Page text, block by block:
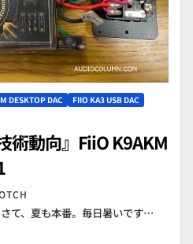
DESKTOP DAC
FIIO KA3 USB DAC
術動向』FiiO K9AKM
て、夏も本番。毎日暑いです…